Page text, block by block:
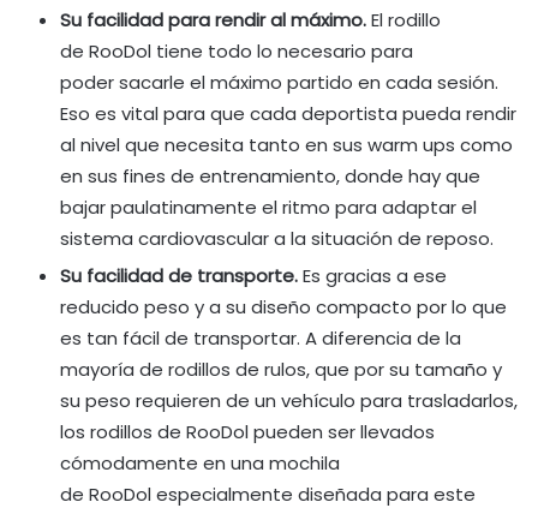
Su facilidad para rendir al máximo.El rodillo
de RooDol tiene todo lo necesario para
poder sacarle el máximo partido en cada sesión.
Eso es vital para que cada deportista pueda rendir
al nivel que necesita tanto en sus warm ups como
en sus fines de entrenamiento, donde hay que
bajar paulatinamente el ritmo para adaptar el
sistema cardiovascular a la situación de reposo.
Su facilidad de transporte.Es gracias a ese
reducido peso y a su diseño compacto por lo que
es tan fácil de transportar. A diferencia de la
mayoría de rodillos de rulos, que por su tamaño y
su peso requieren de un vehículo para trasladarlos,
los rodillos de RooDol pueden ser llevados
cómodamente en una mochila
de RooDol especialmente diseñada para este